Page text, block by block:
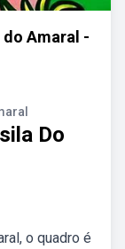
Amaral -
Do
o quadro é